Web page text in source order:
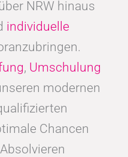
NRW hinaus
individuelle
, Umschulung
modernen
Chancen